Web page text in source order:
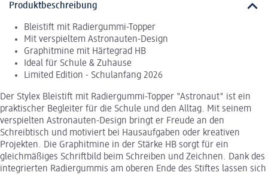
Produktbeschreibung
Bleistift mit Radiergummi-Topper
Mit verspieltem Astronauten-Design
Graphitmine mit Härtegrad HB
Ideal für Schule & Zuhause
Limited Edition - Schulanfang 2026
Der Stylex Bleistift mit Radiergummi-Topper "Astronaut" ist ein
praktischer Begleiter für die Schule und den Alltag. Mit seinem
verspielten Astronauten-Design bringt er Freude an den
Schreibtisch und motiviert bei Hausaufgaben oder kreativen
Projekten. Die Graphitmine in der Stärke HB sorgt für ein
gleichmäßiges Schriftbild beim Schreiben und Zeichnen. Dank des
integrierten Radiergummis am oberen Ende des Stiftes lassen sich